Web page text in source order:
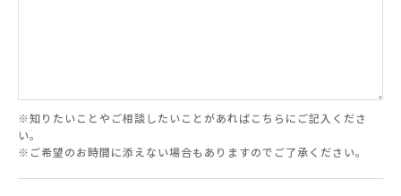
※知りたいことやご相談したいことがあればこちらにご記入くださ
い。
※ご希望のお時間に添えない場合もありますのでご了承ください。